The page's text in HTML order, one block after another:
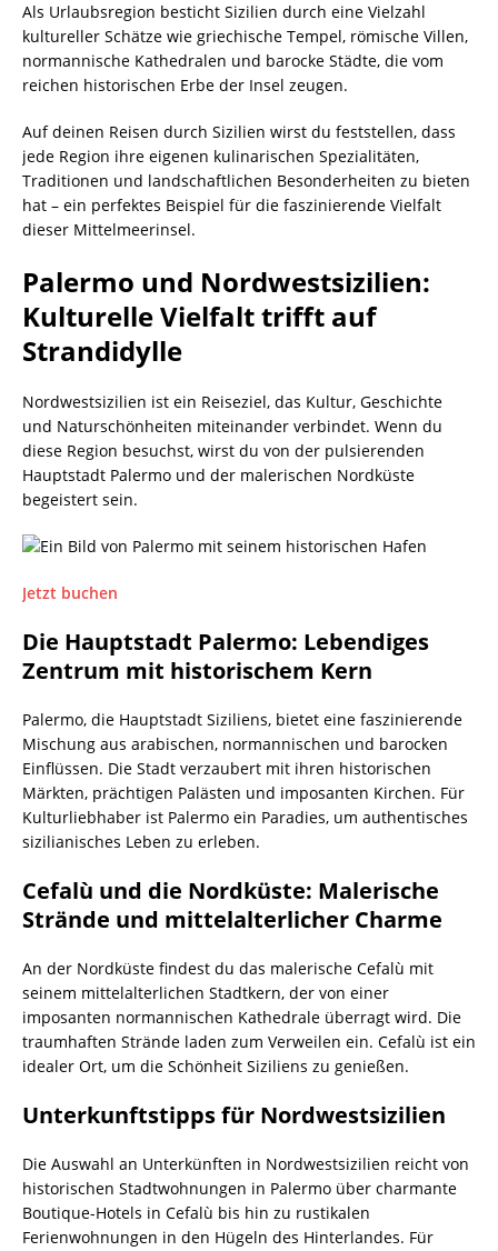
Als Urlaubsregion besticht Sizilien durch eine Vielzahl
kultureller Schätze wie griechische Tempel, römische Villen,
normannische Kathedralen und barocke Städte, die vom
reichen historischen Erbe der Insel zeugen.
Auf deinen Reisen durch Sizilien wirst du feststellen, dass
jede Region ihre eigenen kulinarischen Spezialitäten,
Traditionen und landschaftlichen Besonderheiten zu bieten
hat – ein perfektes Beispiel für die faszinierende Vielfalt
dieser Mittelmeerinsel.
Palermo und Nordwestsizilien:
Kulturelle Vielfalt trifft auf
Strandidylle
Nordwestsizilien ist ein Reiseziel, das Kultur, Geschichte
und Naturschönheiten miteinander verbindet. Wenn du
diese Region besuchst, wirst du von der pulsierenden
Hauptstadt Palermo und der malerischen Nordküste
begeistert sein.
Jetzt buchen
Die Hauptstadt Palermo: Lebendiges
Zentrum mit historischem Kern
Palermo, die Hauptstadt Siziliens, bietet eine faszinierende
Mischung aus arabischen, normannischen und barocken
Einflüssen. Die Stadt verzaubert mit ihren historischen
Märkten, prächtigen Palästen und imposanten Kirchen. Für
Kulturliebhaber ist Palermo ein Paradies, um authentisches
sizilianisches Leben zu erleben.
Cefalù und die Nordküste: Malerische
Strände und mittelalterlicher Charme
An der Nordküste findest du das malerische Cefalù mit
seinem mittelalterlichen Stadtkern, der von einer
imposanten normannischen Kathedrale überragt wird. Die
traumhaften Strände laden zum Verweilen ein. Cefalù ist ein
idealer Ort, um die Schönheit Siziliens zu genießen.
Unterkunftstipps für Nordwestsizilien
Die Auswahl an Unterkünften in Nordwestsizilien reicht von
historischen Stadtwohnungen in Palermo über charmante
Boutique-Hotels in Cefalù bis hin zu rustikalen
Ferienwohnungen in den Hügeln des Hinterlandes. Für